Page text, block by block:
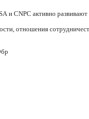
и CNPC активно
отношения